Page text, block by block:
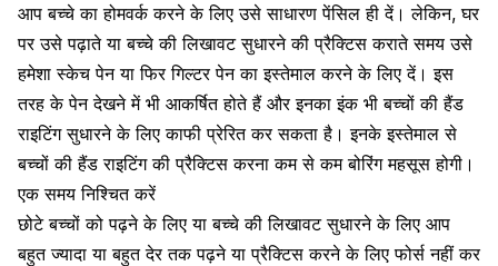
आप बच्चे का होमवर्क करने के लिए उसे साधारण पेंसिल ही दें। लेकिन, घर
पर उसे पढ़ाते या बच्चे की लिखावट सुधारने की प्रैक्टिस कराते समय उसे
हमेशा स्केच पेन या फिर गिल्टर पेन का इस्तेमाल करने के लिए दें। इस
तरह के पेन देखने में भी आकर्षित होते हैं और इनका इंक भी बच्चों की हैंड
राइटिंग सुधारने के लिए काफी प्रेरित कर सकता है। इनके इस्तेमाल से
बच्चों की हैंड राइटिंग की प्रैक्टिस करना कम से कम बोरिंग महसूस होगी।
एक समय निश्चित करें
छोटे बच्चों को पढ़ने के लिए या बच्चे की लिखावट सुधारने के लिए आप
बहुत ज्यादा या बहुत देर तक पढ़ने या प्रैक्टिस करने के लिए फोर्स नहीं कर